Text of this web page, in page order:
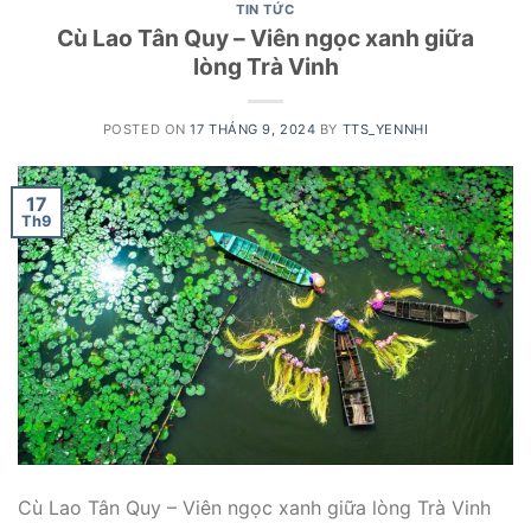
TIN TỨC
Cù Lao Tân Quy – Viên ngọc xanh giữa
lòng Trà Vinh
POSTED ON17 THÁNG 9, 2024 BY TTS_YENNHI
17
Th9
Cù Lao Tân Quy – Viên ngọc xanh giữa lòng Trà Vinh